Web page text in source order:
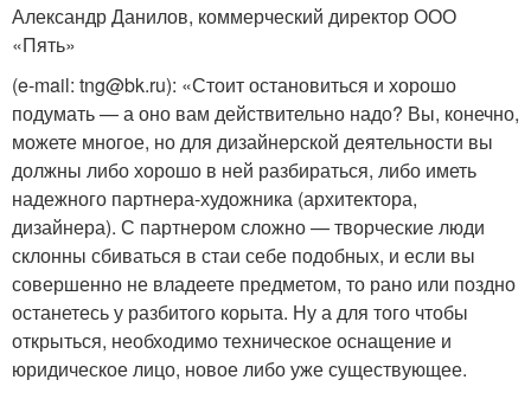
Александр Данилов, коммерческий директор ООО
«Пять»
(e-mail: tng@bk.ru): «Стоит остановиться и хорошо
подумать — а оно вам действительно надо? Вы, конечно,
можете многое, но для дизайнерской деятельности вы
должны либо хорошо в ней разбираться, либо иметь
надежного партнера-художника (архитектора,
дизайнера). С партнером сложно — творческие люди
склонны сбиваться в стаи себе подобных, и если вы
совершенно не владеете предметом, то рано или поздно
останетесь у разбитого корыта. Ну а для того чтобы
открыться, необходимо техническое оснащение и
юридическое лицо, новое либо уже существующее.